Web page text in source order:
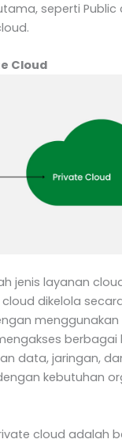
seperti Public
Cloud
jenis layanan
dikelola
berbagai
data, jaringan,
kebutuhan
cloud adalah